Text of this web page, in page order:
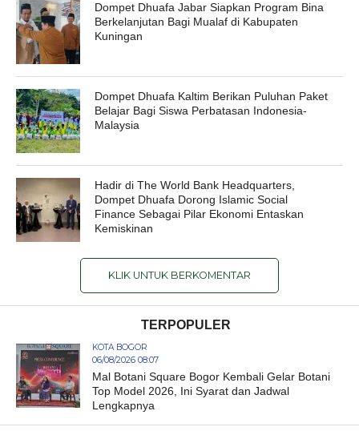
Dompet Dhuafa Jabar Siapkan Program Bina
Berkelanjutan Bagi Mualaf di Kabupaten
Kuningan
Dompet Dhuafa Kaltim Berikan Puluhan Paket
Belajar Bagi Siswa Perbatasan Indonesia-
Malaysia
Hadir di The World Bank Headquarters,
Dompet Dhuafa Dorong Islamic Social
Finance Sebagai Pilar Ekonomi Entaskan
Kemiskinan
KLIK UNTUK BERKOMENTAR
TERPOPULER
KOTA BOGOR
06/08/2026 08:07
Mal Botani Square Bogor Kembali Gelar Botani
Top Model 2026, Ini Syarat dan Jadwal
Lengkapnya